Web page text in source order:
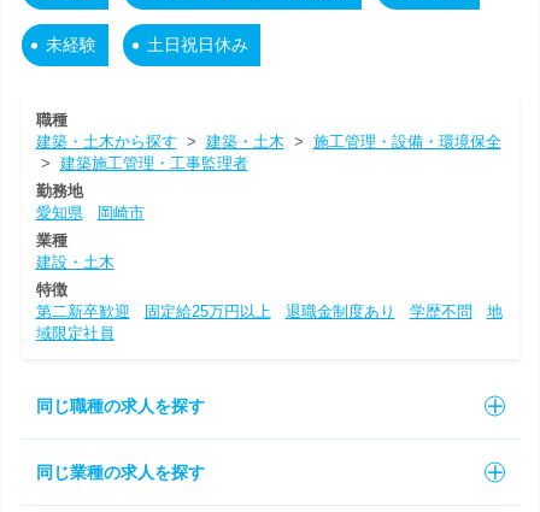
未経験 土日祝日休み
職種
建築・土木から探す > 建築・土木 > 施工管理・設備・環境保全
> 建築施工管理・工事監理者
勤務地
愛知県
岡崎市
業種
建設・土木
特徴
第二新卒歓迎
固定給25万円以上 退職金制度あり 学歴不問
地
域限定社員
同じ職種の求人を探す
同じ業種の求人を探す